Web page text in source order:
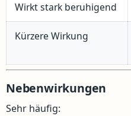
Wirkt stark beruhigend
Kürzere Wirkung
Nebenwirkungen
Sehr häufig: